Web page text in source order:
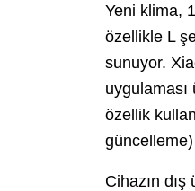
Yeni klima,
özellikle L
sunuyor.
uygulaması
özellik
güncelleme)
Cihazın